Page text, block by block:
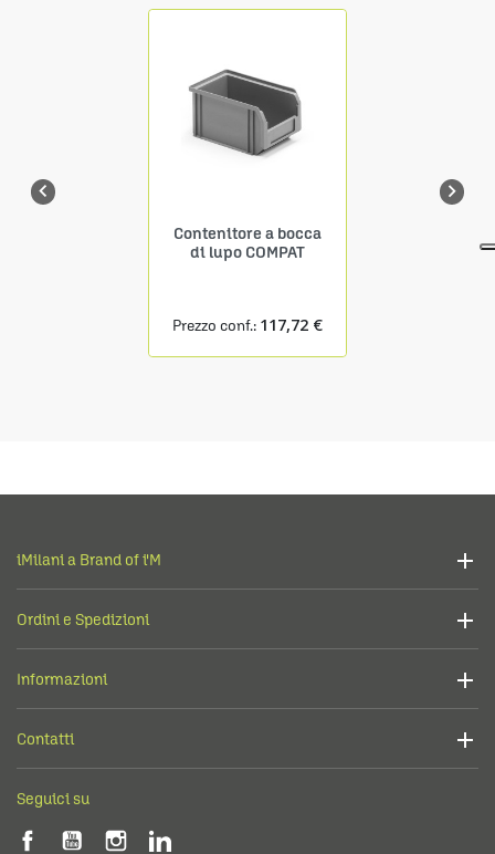

Contenitore a bocca
di lupo COMPAT
Prezzo conf.: 117,72 €

iMilani a Brand of i'M
Ordini e Spedizioni
Informazioni
Contatti
Seguici su